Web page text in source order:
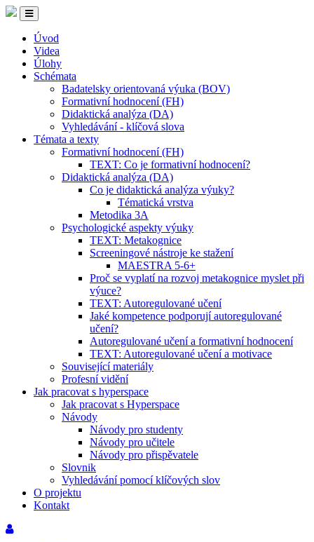
Úvod
Videa
Úlohy
Schémata
Badatelsky orientovaná výuka (BOV)
Formativní hodnocení (FH)
Didaktická analýza (DA)
Vyhledávání - klíčová slova
Témata a texty
Formativní hodnocení (FH)
TEXT: Co je formativní hodnocení?
Didaktická analýza (DA)
Co je didaktická analýza výuky?
Tématická vrstva
Metodika 3A
Psychologické aspekty výuky
TEXT: Metakognice
Screeningové nástroje ke stažení
MAESTRA 5-6+
Proč se vyplatí na rozvoj metakognice myslet při
výuce?
TEXT: Autoregulované učení
Jaké kompetence podporují autoregulované
učení?
Autoregulované učení a formativní hodnocení
TEXT: Autoregulované učení a motivace
Související materiály
Profesní vidění
Jak pracovat s hyperspace
Jak pracovat s Hyperspace
Návody
Návody pro studenty
Návody pro učitele
Návody pro přispěvatele
Slovnik
Vyhledávání pomocí klíčových slov
O projektu
Kontakt